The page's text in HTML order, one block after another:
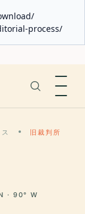
process/
旧裁判所
· 90° W